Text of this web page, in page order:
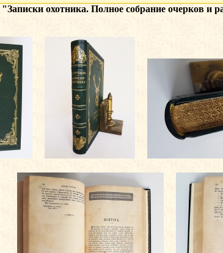
"Записки охотника. Полное собрание очерков и